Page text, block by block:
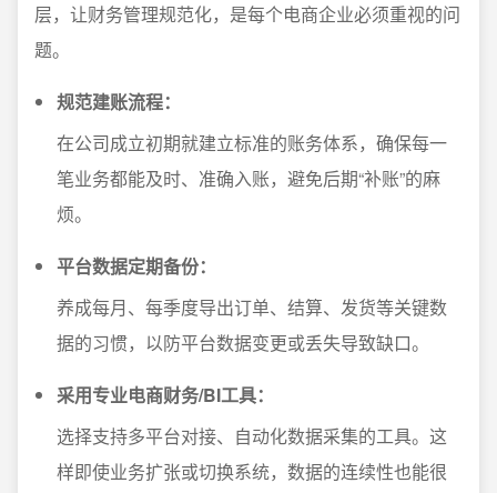
层，让财务管理规范化，是每个电商企业必须重视的问
题。
规范建账流程：
在公司成立初期就建立标准的账务体系，确保每一
笔业务都能及时、准确入账，避免后期“补账”的麻
烦。
平台数据定期备份：
养成每月、每季度导出订单、结算、发货等关键数
据的习惯，以防平台数据变更或丢失导致缺口。
采用专业电商财务/BI工具：
选择支持多平台对接、自动化数据采集的工具。这
样即使业务扩张或切换系统，数据的连续性也能很